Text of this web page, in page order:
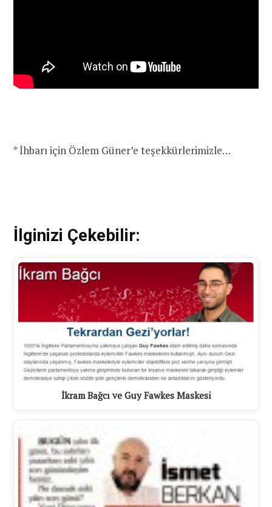
* İhbarı için Özlem Güner’e teşekkürlerimizle…
İlginizi Çekebilir:
İkram Bağcı ve Guy Fawkes Maskesi